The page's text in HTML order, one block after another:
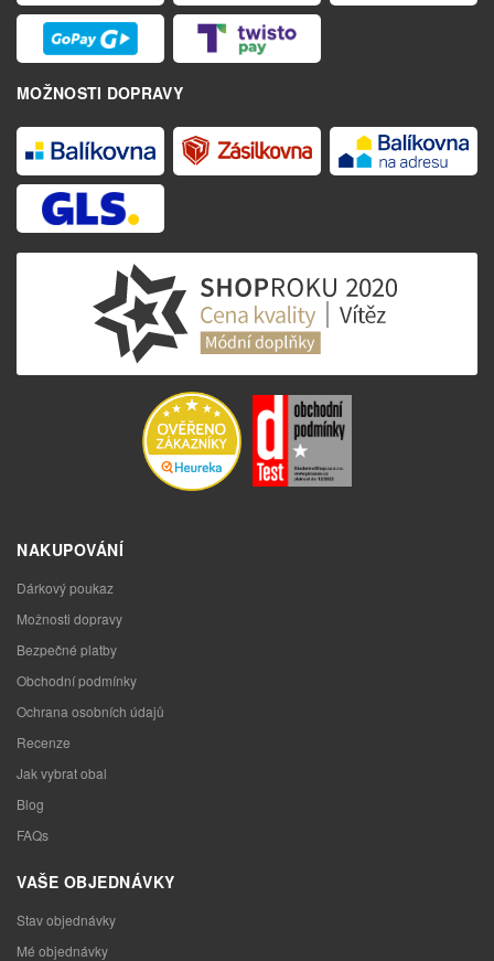
MOŽNOSTI DOPRAVY
NAKUPOVÁNÍ
Dárkový poukaz
Možnosti dopravy
Bezpečné platby
Obchodní podmínky
Ochrana osobních údajů
Recenze
Jak vybrat obal
Blog
FAQs
VAŠE OBJEDNÁVKY
Stav objednávky
Mé objednávky